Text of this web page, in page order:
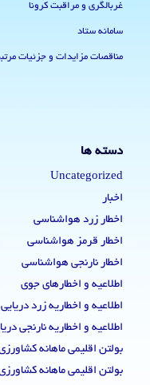
غربالگری و مراقبت کرونا
سامانه ستاد
مناقصات مزایدات و جزئیات
دسته ها
Uncategorized
اخبار
اخطار زرد هواشناسی
اخطار قرمز هواشناسی
اخطار نارنجی هواشناسی
اطلاعیه و اخطارهای جوی
اطلاعیه و اخطاریه زرد دریایی
اطلاعیه و اخطاریه نارنجی
بولتن اقلیمی ماهانه
بولتن اقلیمی ماهانه